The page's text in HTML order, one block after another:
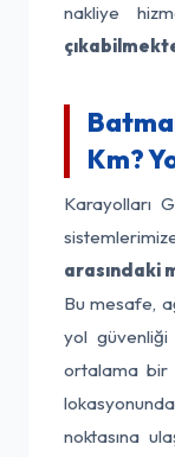
nakliye
Km?
Karayolları
arasındaki
Bu mesafe,
yol güvenliği
ortalama bir
noktasına